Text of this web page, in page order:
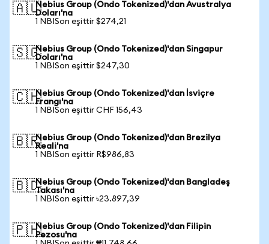
🇦🇺Nebius Group (Ondo Tokenized)'dan Avustralya
Doları'na
1 NBISon eşittir $274,21
🇸🇬Nebius Group (Ondo Tokenized)'dan Singapur
Doları'na
1 NBISon eşittir $247,30
🇨🇭Nebius Group (Ondo Tokenized)'dan İsviçre
Frangı'na
1 NBISon eşittir CHF 156,43
🇧🇷Nebius Group (Ondo Tokenized)'dan Brezilya
Reali'na
1 NBISon eşittir R$986,83
🇧🇩Nebius Group (Ondo Tokenized)'dan Bangladeş
Takası'na
1 NBISon eşittir ৳23.897,39
🇵🇭Nebius Group (Ondo Tokenized)'dan Filipin
Pezosu'na